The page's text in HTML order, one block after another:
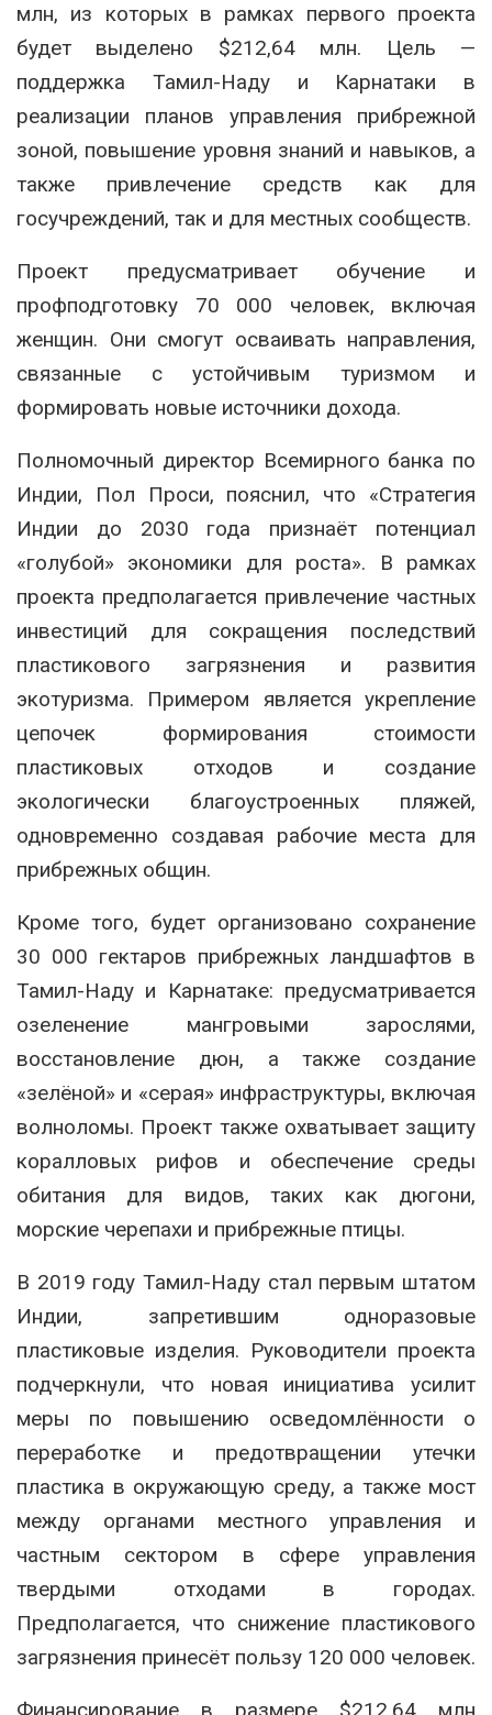
млн, из которых в рамках первого проекта
будет выделено $212,64 млн. Цель —
поддержка Тамил-Наду и Карнатаки в
реализации планов управления прибрежной
зоной, повышение уровня знаний и навыков, а
также привлечение средств как для
госучреждений, так и для местных сообществ.
Проект предусматривает обучение и
профподготовку 70 000 человек, включая
женщин. Они смогут осваивать направления,
связанные с устойчивым туризмом и
формировать новые источники дохода.
Полномочный директор Всемирного банка по
Индии, Пол Проси, пояснил, что «Стратегия
Индии до 2030 года признаёт потенциал
«голубой» экономики для роста». В рамках
проекта предполагается привлечение частных
инвестиций для сокращения последствий
пластикового загрязнения и развития
экотуризма. Примером является укрепление
цепочек формирования стоимости
пластиковых отходов и создание
экологически благоустроенных пляжей,
одновременно создавая рабочие места для
прибрежных общин.
Кроме того, будет организовано сохранение
30 000 гектаров прибрежных ландшафтов в
Тамил-Наду и Карнатаке: предусматривается
озеленение мангровыми зарослями,
восстановление дюн, а также создание
«зелёной» и «серая» инфраструктуры, включая
волноломы. Проект также охватывает защиту
коралловых рифов и обеспечение среды
обитания для видов, таких как дюгони,
морские черепахи и прибрежные птицы.
В 2019 году Тамил-Наду стал первым штатом
Индии, запретившим одноразовые
пластиковые изделия. Руководители проекта
подчеркнули, что новая инициатива усилит
меры по повышению осведомлённости о
переработке и предотвращении утечки
пластика в окружающую среду, а также мост
между органами местного управления и
частным сектором в сфере управления
твердыми отходами в городах.
Предполагается, что снижение пластикового
загрязнения принесёт пользу 120 000 человек.